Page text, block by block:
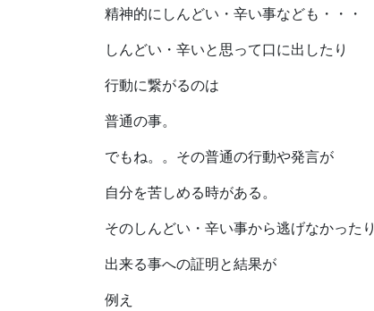
精神的にしんどい・辛い事なども・・・
しんどい・辛いと思って口に出したり
行動に繋がるのは
普通の事。
でもね。。その普通の行動や発言が
自分を苦しめる時がある。
そのしんどい・辛い事から逃げなかったり
出来る事への証明と結果が
例え